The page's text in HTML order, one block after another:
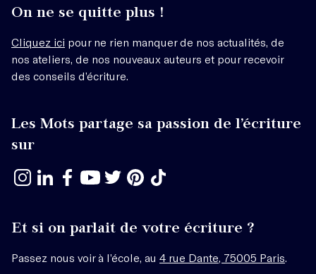
On ne se quitte plus !
Cliquez ici pour ne rien manquer de nos actualités, de
nos ateliers, de nos nouveaux auteurs et pour recevoir
des conseils d’écriture.
Les Mots partage sa passion de l’écriture
sur
Et si on parlait de votre écriture ?
Passez nous voir à l’école, au 4 rue Dante, 75005 Paris